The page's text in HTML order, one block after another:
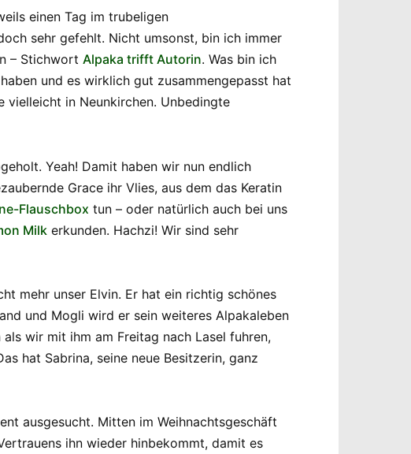
einen Tag im trubeligen
sehr gefehlt. Nicht umsonst, bin ich immer
– Stichwort Alpaka trifft Autorin. Was bin ich
und es wirklich gut zusammengepasst hat
vielleicht in Neunkirchen. Unbedingte
Yeah! Damit haben wir nun endlich
Grace ihr Vlies, aus dem das Keratin
Flauschbox tun – oder natürlich auch bei uns
Milk erkunden. Hachzi! Wir sind sehr
mehr unser Elvin. Er hat ein richtig schönes
und Mogli wird er sein weiteres Alpakaleben
wir mit ihm am Freitag nach Lasel fuhren,
hat Sabrina, seine neue Besitzerin, ganz
ausgesucht. Mitten im Weihnachtsgeschäft
ihn wieder hinbekommt, damit es